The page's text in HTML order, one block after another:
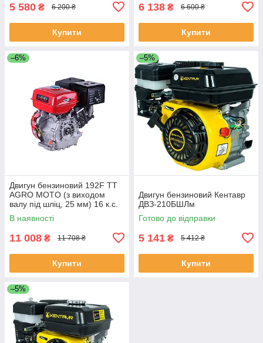
5 580 ₴ 6 200 ₴
Купити
6 138 ₴ 6 600 ₴
Купити
–6%
Двигун бензиновий 192F TT
AGRO MOTO (з виходом
валу під шліц, 25 мм) 16 к.с.
В наявності
11 008 ₴ 11 708 ₴
Купити
–5%
Двигун бензиновий Кентавр
ДВЗ-210БШЛм
Готово до відправки
5 141 ₴ 5 412 ₴
Купити
–5%